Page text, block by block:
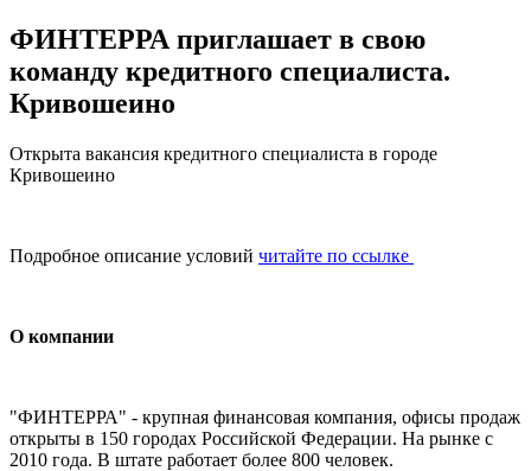
ФИНТЕРРА приглашает в свою
команду кредитного специалиста.
Кривошеино
Открыта вакансия кредитного специалиста в городе
Кривошеино
Подробное описание условий читайте по ссылке
О компании
"ФИНТЕРРА" - крупная финансовая компания, офисы продаж
открыты в 150 городах Российской Федерации. На рынке с
2010 года. В штате работает более 800 человек.